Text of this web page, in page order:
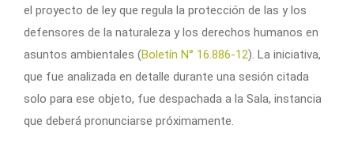
el proyecto de ley que regula la protección de las y los
defensores de la naturaleza y los derechos humanos en
asuntos ambientales (Boletín N° 16.886-12). La iniciativa,
que fue analizada en detalle durante una sesión citada
solo para ese objeto, fue despachada a la Sala, instancia
que deberá pronunciarse próximamente.